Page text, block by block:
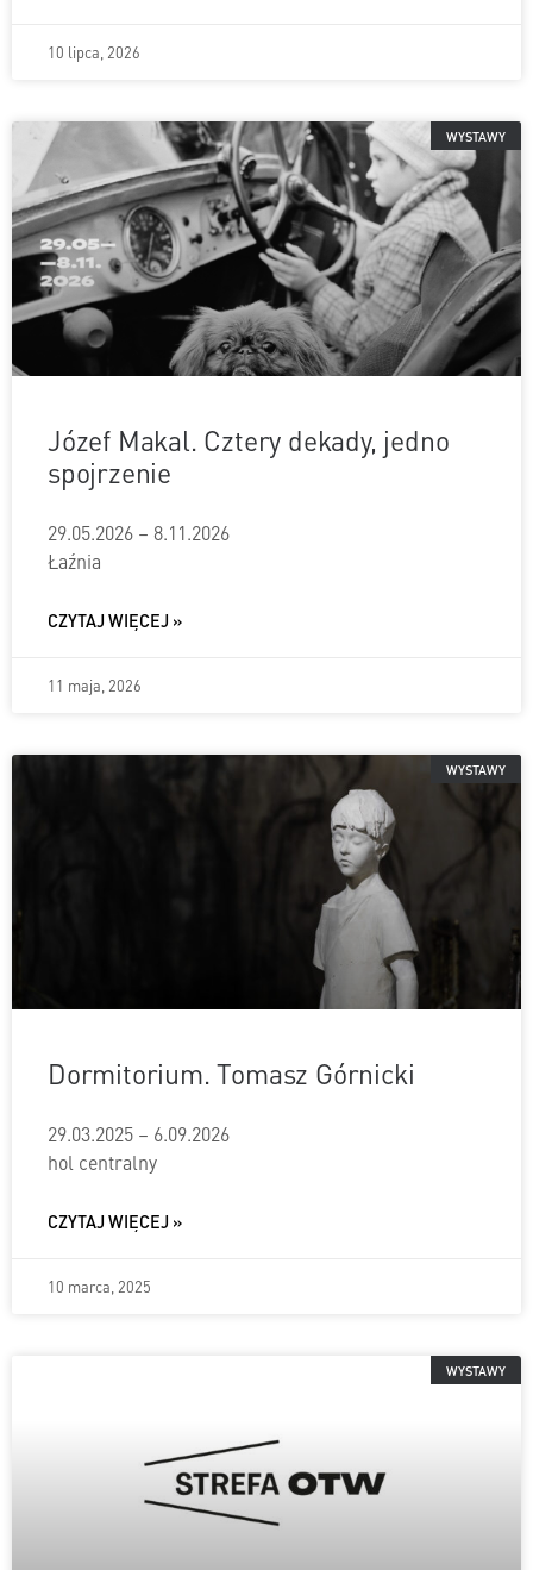
10 lipca, 2026
WYSTAWY
Józef Makal. Cztery dekady, jedno
spojrzenie
29.05.2026 – 8.11.2026
Łaźnia
CZYTAJ WIĘCEJ »
11 maja, 2026
WYSTAWY
Dormitorium. Tomasz Górnicki
29.03.2025 – 6.09.2026
hol centralny
CZYTAJ WIĘCEJ »
10 marca, 2025
WYSTAWY